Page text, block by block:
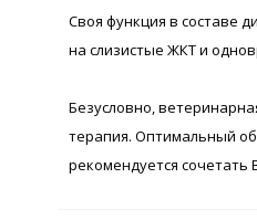
Своя функция в составе
на слизистые ЖКТ и
Безусловно,
терапия. Оптимальный
рекомендуется сочетать